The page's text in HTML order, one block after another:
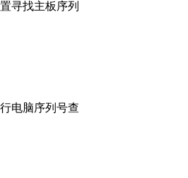
寻找主板序列
电脑序列号查